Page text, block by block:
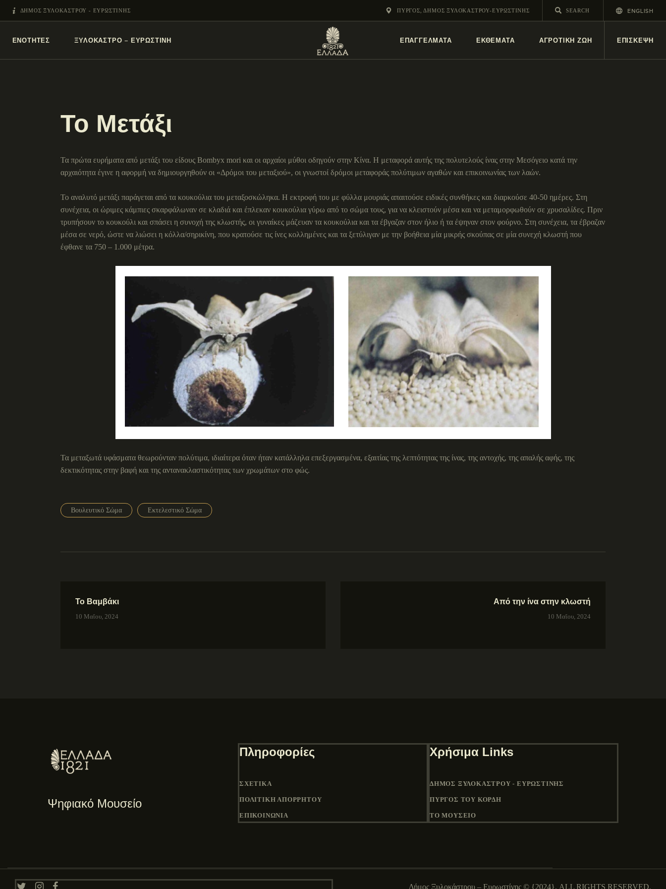
ΔΗΜΟΣ ΞΥΛΟΚΑΣΤΡΟΥ - ΕΥΡΩΣΤΙΝΗΣ ΠΎΡΓΟΣ, ΔΗΜΟΣ ΞΥΛΟΚΑΣΤΡΟΥ-ΕΥΡΩΣΤΙΝΗΣ ENGLISH
ΕΝΌΤΗΤΕΣ ΞΥΛΌΚΑΣΤΡΟ – ΕΥΡΩΣΤΊΝΗ ΕΠΑΓΓΕΛΜΑΤΑ ΕΚΘΕΜΑΤΑ ΑΓΡΟΤΙΚΗ ΖΩΗ ΕΠΙΣΚΕΨΗ
ΞΥΛΌΚΑΣΤΡΟ –
ΕΥΡΩΣΤΊΝΗ
Το Μετάξι
Τα πρώτα ευρήματα από μετάξι του είδους Bombyx mori και οι αρχαίοι μύθοι οδηγούν στην Κίνα. Η μεταφορά αυτής της πολυτελούς ίνας στην Μεσόγειο κατά την
αρχαιότητα έγινε η αφορμή να δημιουργηθούν οι «Δρόμοι του μεταξιού», οι γνωστοί δρόμοι μεταφοράς πολύτιμων αγαθών και επικοινωνίας των λαών.
Το αναλυτό μετάξι παράγεται από τα κουκούλια του μεταξοσκώληκα. Η εκτροφή του με φύλλα μουριάς απαιτούσε ειδικές συνθήκες και διαρκούσε 40-50 ημέρες. Στη
συνέχεια, οι ώριμες κάμπιες σκαρφάλωναν σε κλαδιά και έπλεκαν κουκούλια γύρω από το σώμα τους, για να κλειστούν μέσα και να μεταμορφωθούν σε χρυσαλίδες. Πριν
τρυπήσουν το κουκούλι και σπάσει η συνοχή της κλωστής, οι γυναίκες μάζευαν τα κουκούλια και τα έβγαζαν στον ήλιο ή τα έψηναν στον φούρνο. Στη συνέχεια, τα έβραζαν
μέσα σε νερό, ώστε να λιώσει η κόλλα/σηρικίνη, που κρατούσε τις ίνες κολλημένες και τα ξετύλιγαν με την βοήθεια μία μικρής σκούπας σε μία συνεχή κλωστή που
έφθανε τα 750 – 1.000 μέτρα.
Τα μεταξωτά υφάσματα θεωρούνταν πολύτιμα, ιδιαίτερα όταν ήταν κατάλληλα επεξεργασμένα, εξαιτίας της λεπτότητας της ίνας, της αντοχής, της απαλής αφής, της
δεκτικότητας στην βαφή και της αντανακλαστικότητας των χρωμάτων στο φώς.
Βουλευτικό Σώμα Εκτελεστικό Σώμα
Το Βαμβάκι
10 Μαΐου, 2024
Από την ίνα στην κλωστή
10 Μαΐου, 2024
Ψηφιακό Μουσείο
Πληροφορίες
ΣΧΕΤΙΚΆ
ΠΟΛΙΤΙΚΉ ΑΠΟΡΡΉΤΟΥ
ΕΠΙΚΟΙΝΩΝΙΑ
Χρήσιμα Links
ΔΉΜΟΣ ΞΥΛΟΚΆΣΤΡΟΥ - ΕΥΡΩΣΤΊΝΗΣ
ΠΎΡΓΟΣ ΤΟΥ ΚΟΡΔΉ
ΤΟ ΜΟΥΣΕΙΟ
Δήμος Ξυλοκάστρου – Ευρωστίνης © {2024}. ALL RIGHTS RESERVED.